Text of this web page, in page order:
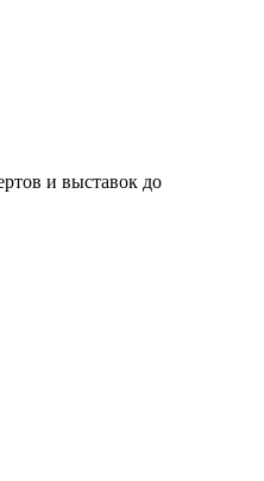
и выставок до